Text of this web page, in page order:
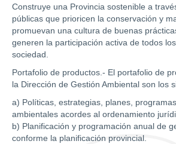
Construye una Provincia sostenible a
públicas que prioricen la conservación y
promuevan una cultura de buenas
generen la participación activa de todos
sociedad.
Portafolio de productos.- El portafolio de
la Dirección de Gestión Ambiental son los
a) Políticas, estrategias, planes,
ambientales acordes al ordenamiento
b) Planificación y programación anual de
conforme la planificación provincial.